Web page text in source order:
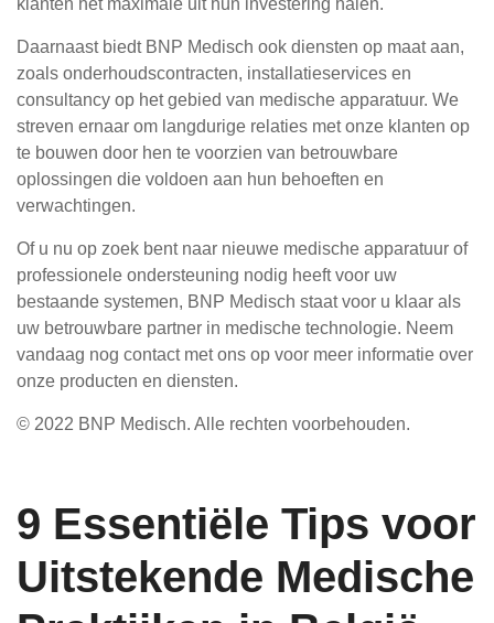
klanten het maximale uit hun investering halen.
Daarnaast biedt BNP Medisch ook diensten op maat aan,
zoals onderhoudscontracten, installatieservices en
consultancy op het gebied van medische apparatuur. We
streven ernaar om langdurige relaties met onze klanten op
te bouwen door hen te voorzien van betrouwbare
oplossingen die voldoen aan hun behoeften en
verwachtingen.
Of u nu op zoek bent naar nieuwe medische apparatuur of
professionele ondersteuning nodig heeft voor uw
bestaande systemen, BNP Medisch staat voor u klaar als
uw betrouwbare partner in medische technologie. Neem
vandaag nog contact met ons op voor meer informatie over
onze producten en diensten.
© 2022 BNP Medisch. Alle rechten voorbehouden.
9 Essentiële Tips voor
Uitstekende Medische